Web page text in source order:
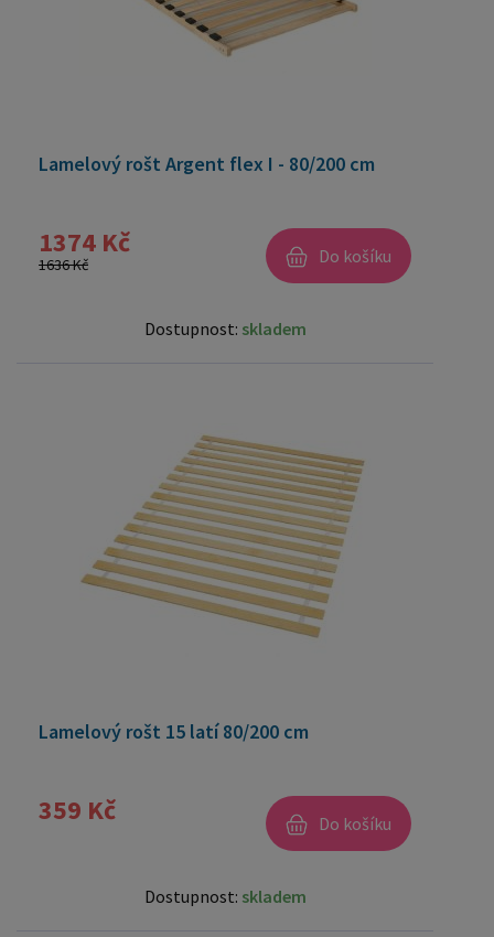
Lamelový rošt Argent flex I - 80/200 cm
1374 Kč
1636 Kč Do košíku
Dostupnost: skladem
Lamelový rošt 15 latí 80/200 cm
359 Kč Do košíku
Dostupnost: skladem